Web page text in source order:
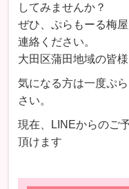
してみませんか？
ぜひ、ぷらもーる梅
連絡ください。
大田区蒲田地域の皆
気になる方は一度ぷ
さい。
現在、LINEからのご
頂けます